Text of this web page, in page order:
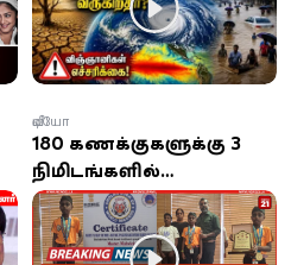
180 கணக்குகளுக்கு 3
நிமிடங்களில்
விடையெழுதி சோழன்
உலக சாதனை படைத்த 8
வயது மாணவன்
வீடியோ